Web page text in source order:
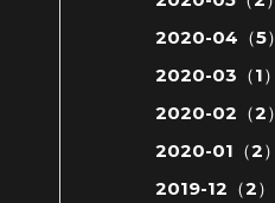
2020-04（5）
2020-03（1）
2020-02（2）
2020-01（2）
2019-12（2）